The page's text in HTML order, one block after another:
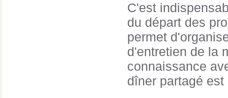
C'est
du départ des
permet
d'entretien de la
connaissance
dîner partagé